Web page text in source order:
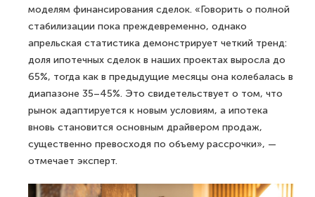
моделям финансирования сделок. «Говорить о полной
стабилизации пока преждевременно, однако
апрельская статистика демонстрирует четкий тренд:
доля ипотечных сделок в наших проектах выросла до
65%, тогда как в предыдущие месяцы она колебалась в
диапазоне 35–45%. Это свидетельствует о том, что
рынок адаптируется к новым условиям, а ипотека
вновь становится основным драйвером продаж,
существенно превосходя по объему рассрочки», —
отмечает эксперт.